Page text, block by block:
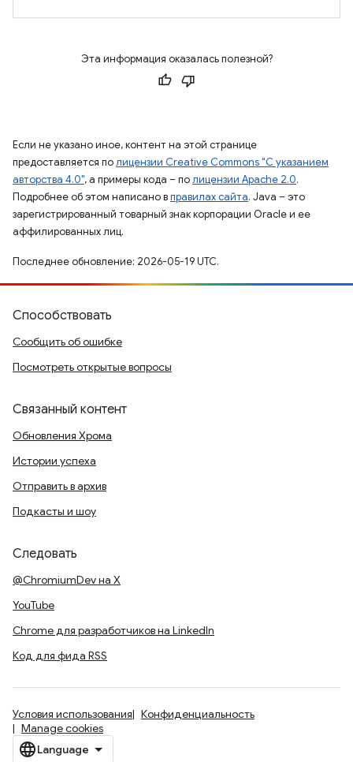
Эта информация оказалась полезной?
Если не указано иное, контент на этой странице
предоставляется полицензии Creative Commons "С указанием
авторства 4.0", а примеры кода – полицензии Apache 2.0.
Подробнее об этом написано вправилах сайта. Java – это
зарегистрированный товарный знак корпорации Oracle и ее
аффилированных лиц.
Последнее обновление: 2026-05-19 UTC.
Способствовать
Сообщить об ошибке
Посмотреть открытые вопросы
Связанный контент
Обновления Хрома
Истории успеха
Отправить в архив
Подкасты и шоу
Следовать
@ChromiumDev на X
YouTube
Chrome для разработчиков на LinkedIn
Код для фида RSS
Условия использования
Конфиденциальность
Manage cookies